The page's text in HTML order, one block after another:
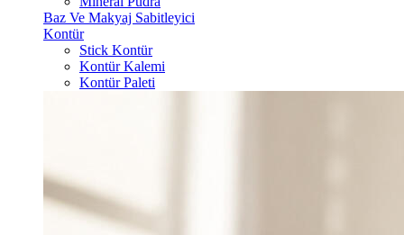
Baz Ve Makyaj Sabitleyici
Kontür
Stick Kontür
Kontür Kalemi
Kontür Paleti